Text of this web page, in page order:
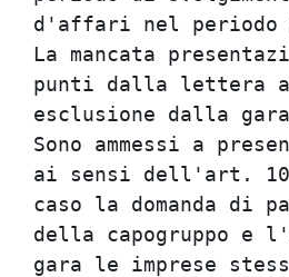
d'affari
La mancata
punti dalla
Sono ammessi a
ai sensi dell'art.
caso la
della
gara le imprese